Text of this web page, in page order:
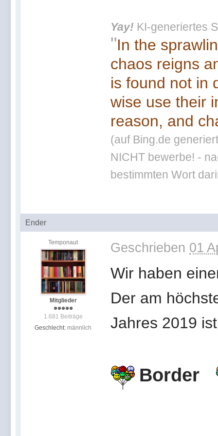
Yay! KI-generiertes
"In the
chaos reigns
is found not in
wise use their
reason, and
(auf Bing.de
NICHT bewerbe! -
bestimmten Wort
Ender
Temponaut
Mitglieder
1.681 Beiträge
Geschlecht: männlich
Geschrieben 01
Wir haben
Der am
Jahres 2019
Border